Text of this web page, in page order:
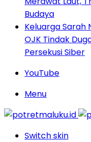
Budaya
Keluarga Sarah
OJK Tindak
Persekusi Siber
YouTube
Menu
Switch skin